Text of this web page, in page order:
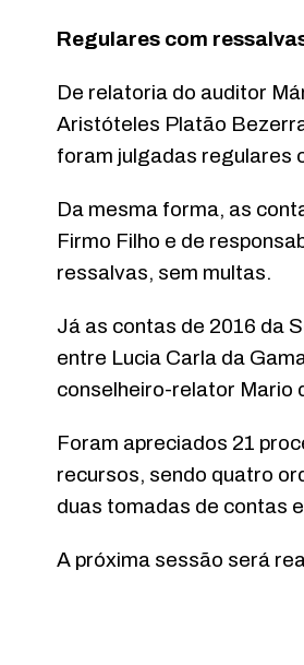
Regulares com
De relatoria do auditor
Aristóteles Platão
foram julgadas regulares
Da mesma forma, as
Firmo Filho e de
ressalvas, sem multas.
Já as contas de 2016 da
entre Lucia Carla da
conselheiro-relator Mario
Foram apreciados 21
recursos, sendo quatro
duas tomadas de contas
A próxima sessão será